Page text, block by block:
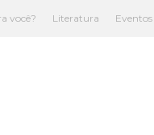
você? Literatura Eventos